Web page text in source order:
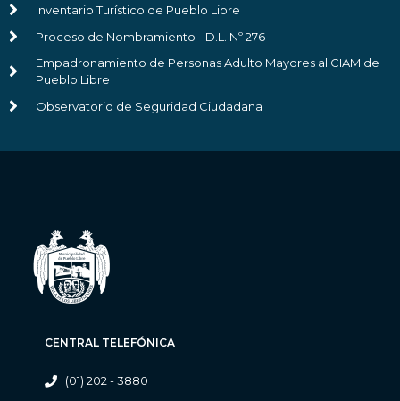
Inventario Turístico de Pueblo Libre
Proceso de Nombramiento - D.L. Nº 276
Empadronamiento de Personas Adulto Mayores al CIAM de
Pueblo Libre
Observatorio de Seguridad Ciudadana
CENTRAL TELEFÓNICA
(01) 202 - 3880